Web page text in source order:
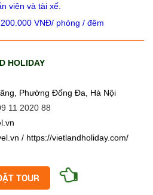
viên và tài xế.
VNĐ/ phòng / đêm
HOLIDAY
Phường Đống Đa, Hà Nội
11 2020 88
/ https://vietlandholiday.com/
TOUR